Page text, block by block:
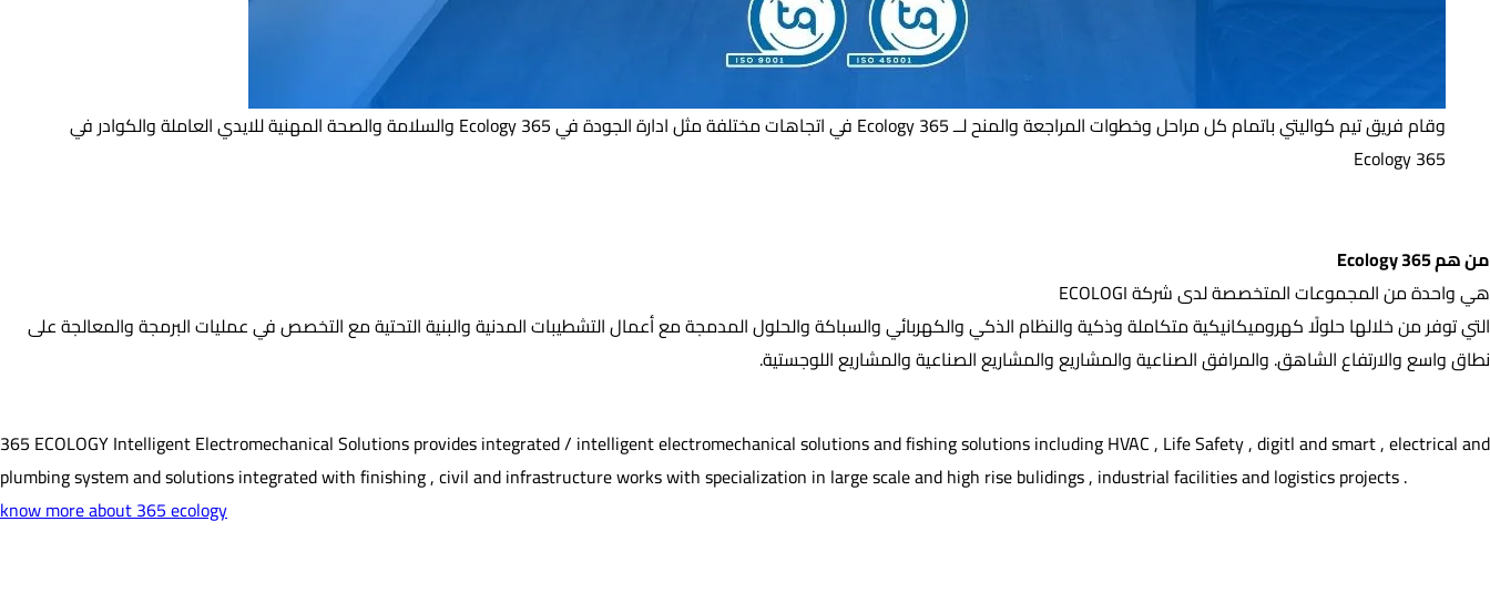
وقام فريق تيم كواليتي باتمام كل مراحل وخطوات المراجعة والمنح لــ 365 Ecology في اتجاهات مختلفة مثل ادارة الجودة في 365 Ecology والسلامة والصحة المهنية للايدي العاملة والكوادر في
365 Ecology
من هم 365 Ecology
هي واحدة من المجموعات المتخصصة لدى شركة ECOLOGI
التي توفر من خلالها حلولًا كهروميكانيكية متكاملة وذكية والنظام الذكي والكهربائي والسباكة والحلول المدمجة مع أعمال التشطيبات المدنية والبنية التحتية مع التخصص في عمليات البرمجة والمعالجة على
نطاق واسع والارتفاع الشاهق. والمرافق الصناعية والمشاريع والمشاريع الصناعية والمشاريع اللوجستية.
365 ECOLOGY Intelligent Electromechanical Solutions provides integrated / intelligent electromechanical solutions and fishing solutions including HVAC , Life Safety , digitl and smart , electrical and
plumbing system and solutions integrated with finishing , civil and infrastructure works with specialization in large scale and high rise bulidings , industrial facilities and logistics projects .
know more about 365 ecology